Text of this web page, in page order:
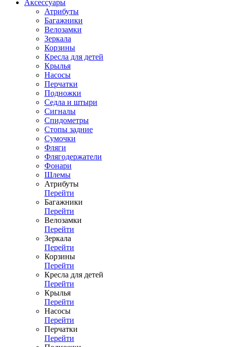
Аксессуары
Атрибуты
Багажники
Велозамки
Зеркала
Корзины
Кресла для детей
Крылья
Насосы
Перчатки
Подножки
Седла и штыри
Сигналы
Спидометры
Стопы задние
Сумочки
Фляги
Флягодержатели
Фонари
Шлемы
Атрибуты
Перейти
Багажники
Перейти
Велозамки
Перейти
Зеркала
Перейти
Корзины
Перейти
Кресла для детей
Перейти
Крылья
Перейти
Насосы
Перейти
Перчатки
Перейти